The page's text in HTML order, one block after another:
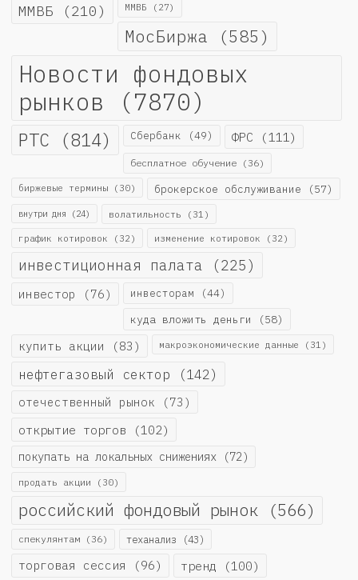
ММВБ (210) ММВБ (27)
МосБиржа (585)
Новости фондовых
рынков (7870)
РТС (814) Сбербанк (49) ФРС (111)
бесплатное обучение (36)
биржевые термины (30) брокерское обслуживание (57)
внутри дня (24) волатильность (31)
график котировок (32) изменение котировок (32)
инвестиционная палата (225)
инвестор (76) инвесторам (44)
куда вложить деньги (58)
купить акции (83) макроэкономические данные (31)
нефтегазовый сектор (142)
отечественный рынок (73)
открытие торгов (102)
покупать на локальных снижениях (72)
продать акции (30)
российский фондовый рынок (566)
спекулянтам (36) теханализ (43)
торговая сессия (96) тренд (100)